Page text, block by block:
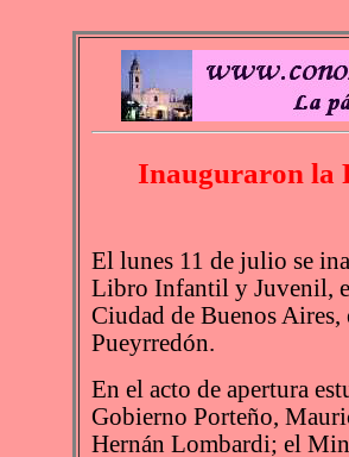
Inauguraron la
El lunes 11 de julio se
Libro Infantil y Juvenil,
Ciudad de Buenos
Pueyrredón.
En el acto de apertura
Gobierno Porteño,
Hernán Lombardi; el